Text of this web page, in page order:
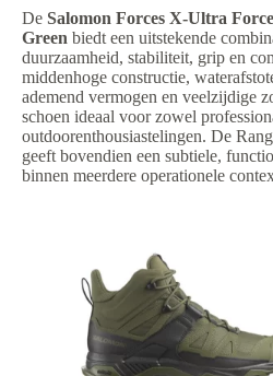
De Salomon Forces X-Ultra
Green biedt een uitstekende
duurzaamheid, stabiliteit, grip en
middenhoge constructie,
ademend vermogen en veelzijdige
schoen ideaal voor zowel
outdoorenthousiastelingen. De
geeft bovendien een subtiele,
binnen meerdere operationele